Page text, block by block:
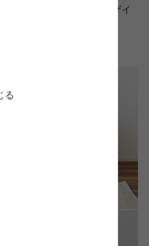
る
ペースにも置きやすいデザイ